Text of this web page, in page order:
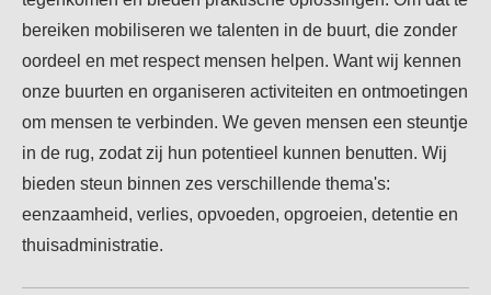
bereiken mobiliseren we talenten in de buurt, die zonder
oordeel en met respect mensen helpen. Want wij kennen
onze buurten en organiseren activiteiten en ontmoetingen
om mensen te verbinden. We geven mensen een steuntje
in de rug, zodat zij hun potentieel kunnen benutten. Wij
bieden steun binnen zes verschillende thema's:
eenzaamheid, verlies, opvoeden, opgroeien, detentie en
thuisadministratie.